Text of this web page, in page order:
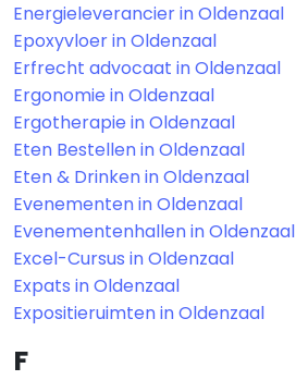
Energieleverancier in Oldenzaal
Epoxyvloer in Oldenzaal
Erfrecht advocaat in Oldenzaal
Ergonomie in Oldenzaal
Ergotherapie in Oldenzaal
Eten Bestellen in Oldenzaal
Eten & Drinken in Oldenzaal
Evenementen in Oldenzaal
Evenementenhallen in Oldenzaal
Excel-Cursus in Oldenzaal
Expats in Oldenzaal
Expositieruimten in Oldenzaal
F